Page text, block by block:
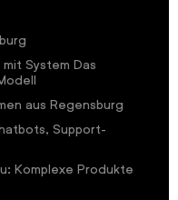
System Das
aus Regensburg
Support-
Komplexe Produkte